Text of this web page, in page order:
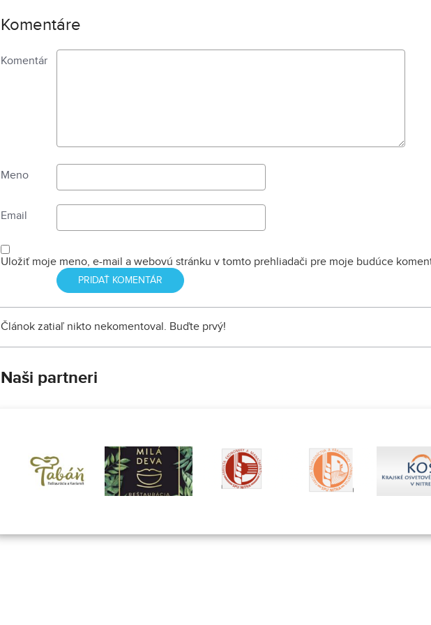
Komentáre
Komentár
Meno
Email
Uložiť moje meno, e-mail a webovú stránku v tomto prehliadači pre moje budúce
Článok zatiaľ nikto nekomentoval. Buďte prvý!
Naši partneri